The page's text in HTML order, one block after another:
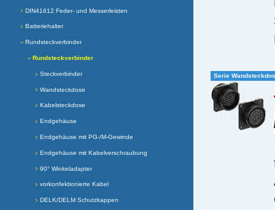
DIN41612 Feder- und Messerleisten
Batteriehalter
Rundsteckverbinder
Rundsteckverbinder
Steckverbinder
Wandsteckdose
Kabelsteckdose
Endgehäuse
Endgehäuse mit PG-/M-Gewinde
Endgehäuse mit Kabelverschraubung
90° Winkeladapter
vorkonfektionierte Kabel
DELK/DELM Schutzkappen
Serie